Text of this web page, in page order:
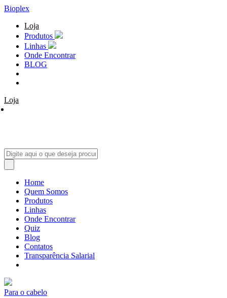
Bioplex
Loja
Produtos
Linhas
Onde Encontrar
BLOG
Loja
Home
Quem Somos
Produtos
Linhas
Onde Encontrar
Quiz
Blog
Contatos
Transparência Salarial
Para o cabelo